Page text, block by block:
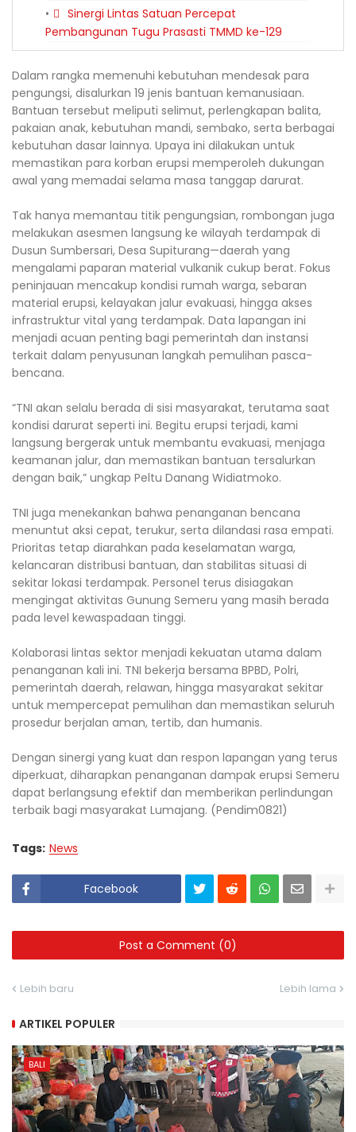
Sinergi Lintas Satuan Percepat
Pembangunan Tugu Prasasti TMMD ke-129
Dalam rangka memenuhi kebutuhan mendesak para
pengungsi, disalurkan 19 jenis bantuan kemanusiaan.
Bantuan tersebut meliputi selimut, perlengkapan balita,
pakaian anak, kebutuhan mandi, sembako, serta berbagai
kebutuhan dasar lainnya. Upaya ini dilakukan untuk
memastikan para korban erupsi memperoleh dukungan
awal yang memadai selama masa tanggap darurat.
Tak hanya memantau titik pengungsian, rombongan juga
melakukan asesmen langsung ke wilayah terdampak di
Dusun Sumbersari, Desa Supiturang—daerah yang
mengalami paparan material vulkanik cukup berat. Fokus
peninjauan mencakup kondisi rumah warga, sebaran
material erupsi, kelayakan jalur evakuasi, hingga akses
infrastruktur vital yang terdampak. Data lapangan ini
menjadi acuan penting bagi pemerintah dan instansi
terkait dalam penyusunan langkah pemulihan pasca-
bencana.
“TNI akan selalu berada di sisi masyarakat, terutama saat
kondisi darurat seperti ini. Begitu erupsi terjadi, kami
langsung bergerak untuk membantu evakuasi, menjaga
keamanan jalur, dan memastikan bantuan tersalurkan
dengan baik,” ungkap Peltu Danang Widiatmoko.
TNI juga menekankan bahwa penanganan bencana
menuntut aksi cepat, terukur, serta dilandasi rasa empati.
Prioritas tetap diarahkan pada keselamatan warga,
kelancaran distribusi bantuan, dan stabilitas situasi di
sekitar lokasi terdampak. Personel terus disiagakan
mengingat aktivitas Gunung Semeru yang masih berada
pada level kewaspadaan tinggi.
Kolaborasi lintas sektor menjadi kekuatan utama dalam
penanganan kali ini. TNI bekerja bersama BPBD, Polri,
pemerintah daerah, relawan, hingga masyarakat sekitar
untuk mempercepat pemulihan dan memastikan seluruh
prosedur berjalan aman, tertib, dan humanis.
Dengan sinergi yang kuat dan respon lapangan yang terus
diperkuat, diharapkan penanganan dampak erupsi Semeru
dapat berlangsung efektif dan memberikan perlindungan
terbaik bagi masyarakat Lumajang. (Pendim0821)
Tags: News
Facebook
Post a Comment (0)
Lebih baru Lebih lama
ARTIKEL POPULER
BALI